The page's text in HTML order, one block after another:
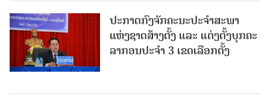
ປະກາດກົງຈັກຄະນະປະຈໍາສະພາ
ແຫ່ງຊາດສ້າງຕັ້ງ ແລະ ແຕ່ງຕັ້ງບຸກຄະ
ລາກອນປະຈໍາ 3 ເຂດເລືອກຕັ້ງ